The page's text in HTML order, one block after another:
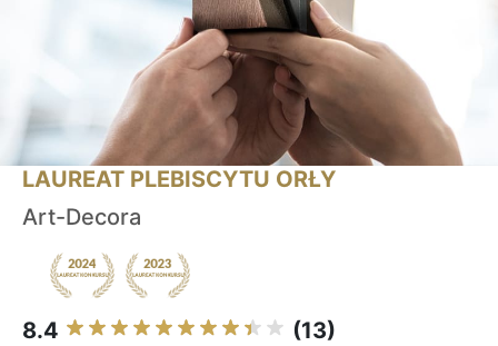
LAUREAT PLEBISCYTU ORŁY
Art-Decora
8.4 (13)